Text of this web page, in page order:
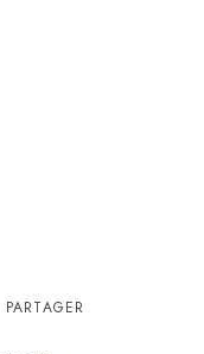
PARTAGER